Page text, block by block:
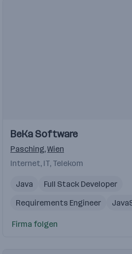
BeKa Software
Pasching,Wien
Internet, IT, Telekom
Java
Full Stack Developer
Requirements Engineer
Firma folgen